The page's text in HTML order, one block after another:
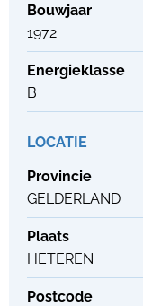
Bouwjaar
1972
Energieklasse
B
LOCATIE
Provincie
GELDERLAND
Plaats
HETEREN
Postcode